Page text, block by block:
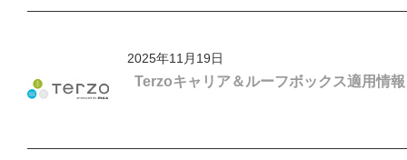
2025年11月19日
Terzoキャリア＆ルーフボックス適用情